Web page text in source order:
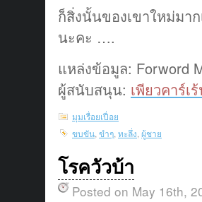
ก็สิ่งนั้นของเขาใหม่มา
นะคะ ….
แหล่งข้อมูล: Forword
ผู้สนับสนุน: เพียวคาร์เ
มุมเรื่อยเปื่อย
ขบขัน ขำๆ ทะลึ่ง ผู้ชาย
โรควัวบ้า
Posted on May 16th,